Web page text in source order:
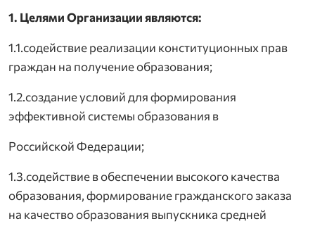
1. Целями Организации являются:
1.1.содействие реализации конституционных прав
граждан на получение образования;
1.2.создание условий для формирования
эффективной системы образования в
Российской Федерации;
1.3.содействие в обеспечении высокого качества
образования, формирование гражданского заказа
на качество образования выпускника средней